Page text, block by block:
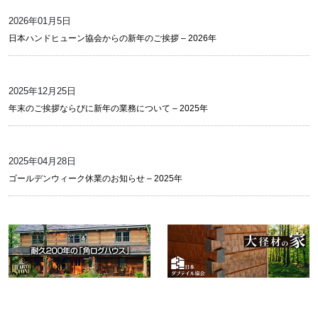
2026年01月5日
日本ハンドヒューン協会からの新年のご挨拶 – 2026年
2025年12月25日
年末のご挨拶ならびに新年の業務について – 2025年
2025年04月28日
ゴールデンウィーク休業のお知らせ – 2025年